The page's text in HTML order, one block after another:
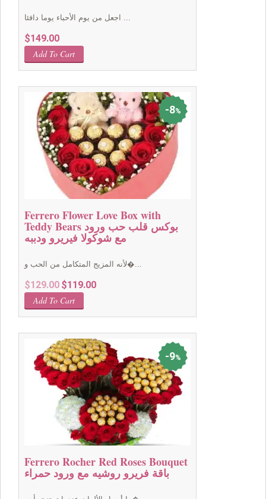
اجعل من يوم الأحباء يوما دافئا ...
$149.00
Add To Cart
8%
Ferrero Flower Love Box with
Teddy Bears بوكس قلب حب ورود
مع شوكولا فيريرو ودببه
لأنه المزيج المتكامل من الحب و�...
$129.00 Original
price
was:
$119.00Current
Add To Cart
9%
Ferrero Rocher Red Roses Bouquet
باقة فريرو روشيه مع ورود حمراء